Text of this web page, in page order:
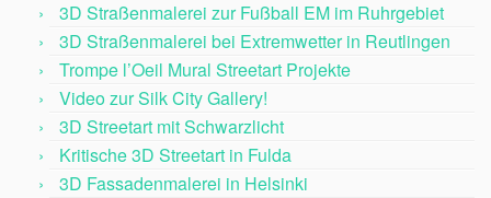
3D Straßenmalerei zur Fußball EM im Ruhrgebiet
3D Straßenmalerei bei Extremwetter in Reutlingen
Trompe l’Oeil Mural Streetart Projekte
Video zur Silk City Gallery!
3D Streetart mit Schwarzlicht
Kritische 3D Streetart in Fulda
3D Fassadenmalerei in Helsinki